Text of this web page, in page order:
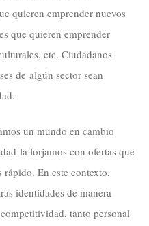
quieren emprender nuevos
que quieren emprender
etc. Ciudadanos
de algún sector sean
un mundo en cambio
la forjamos con ofertas que
rápido. En este contexto,
identidades de manera
tanto personal